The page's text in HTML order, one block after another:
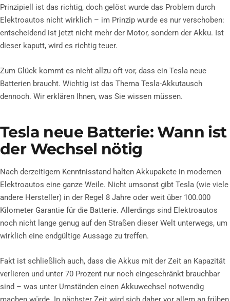
Prinzipiell ist das richtig, doch gelöst wurde das Problem durch
Elektroautos nicht wirklich – im Prinzip wurde es nur verschoben:
entscheidend ist jetzt nicht mehr der Motor, sondern der Akku. Ist
dieser kaputt, wird es richtig teuer.
Zum Glück kommt es nicht allzu oft vor, dass ein Tesla neue
Batterien braucht. Wichtig ist das Thema Tesla-Akkutausch
dennoch. Wir erklären Ihnen, was Sie wissen müssen.
Tesla neue Batterie: Wann ist
der Wechsel nötig
Nach derzeitigem Kenntnisstand halten Akkupakete in modernen
Elektroautos eine ganze Weile. Nicht umsonst gibt Tesla (wie viele
andere Hersteller) in der Regel 8 Jahre oder weit über 100.000
Kilometer Garantie für die Batterie. Allerdings sind Elektroautos
noch nicht lange genug auf den Straßen dieser Welt unterwegs, um
wirklich eine endgültige Aussage zu treffen.
Fakt ist schließlich auch, dass die Akkus mit der Zeit an Kapazität
verlieren und unter 70 Prozent nur noch eingeschränkt brauchbar
sind – was unter Umständen einen Akkuwechsel notwendig